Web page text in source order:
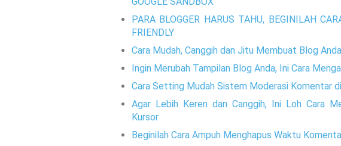
PARA BLOGGER HARUS TAHU, BEGINILAH
FRIENDLY
Cara Mudah, Canggih dan Jitu Membuat Blog
Ingin Merubah Tampilan Blog Anda, Ini Cara
Cara Setting Mudah Sistem Moderasi Komentar
Agar Lebih Keren dan Canggih, Ini Loh Cara
Kursor
Beginilah Cara Ampuh Menghapus Waktu